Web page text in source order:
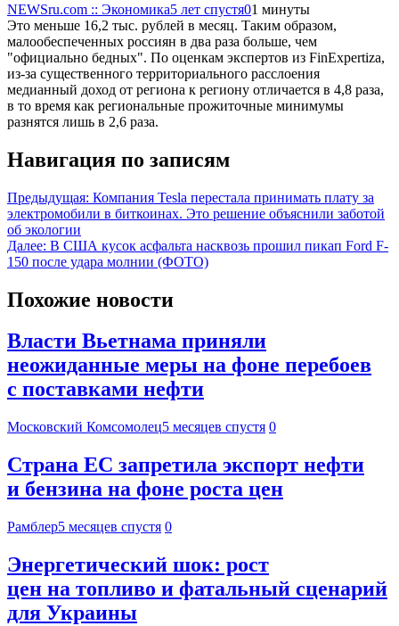
NEWSru.com :: Экономика5 лет спустя01 минуты
Это меньше 16,2 тыс. рублей в месяц. Таким образом,
малообеспеченных россиян в два раза больше, чем
"официально бедных". По оценкам экспертов из FinExpertiza,
из-за существенного территориального расслоения
медианный доход от региона к региону отличается в 4,8 раза,
в то время как региональные прожиточные минимумы
разнятся лишь в 2,6 раза.
Навигация по записям
Предыдущая: Компания Tesla перестала принимать плату за
электромобили в биткоинах. Это решение объяснили заботой
об экологии
Далее: В США кусок асфальта насквозь прошил пикап Ford F-
150 после удара молнии (ФОТО)
Похожие новости
Власти Вьетнама приняли
неожиданные меры на фоне перебоев
с поставками нефти
Московский Комсомолец5 месяцев спустя 0
Страна ЕС запретила экспорт нефти
и бензина на фоне роста цен
Рамблер5 месяцев спустя 0
Энергетический шок: рост
цен на топливо и фатальный сценарий
для Украины